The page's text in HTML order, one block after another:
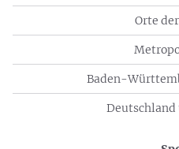
Orte
Baden-
Deutschland